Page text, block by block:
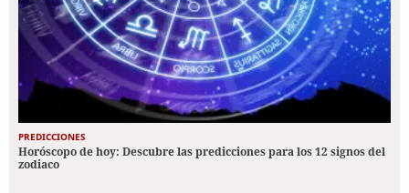
PREDICCIONES
Horóscopo de hoy: Descubre las predicciones para los 12 signos del
zodiaco